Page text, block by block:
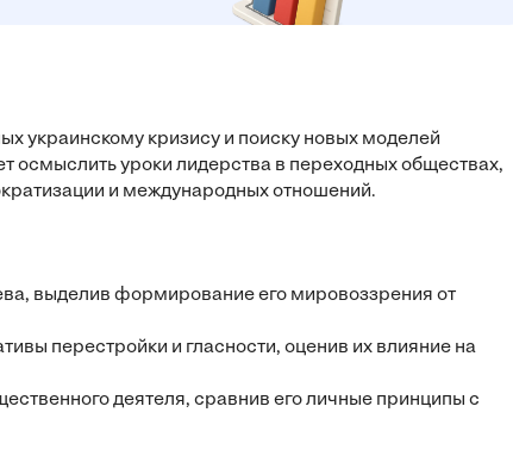
украинскому кризису и поиску новых моделей
осмыслить уроки лидерства в переходных обществах,
и международных отношений.
выделив формирование его мировоззрения от
перестройки и гласности, оценив их влияние на
деятеля, сравнив его личные принципы с